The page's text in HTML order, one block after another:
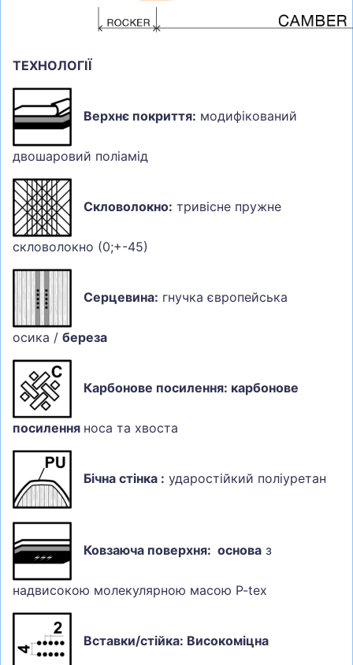
ТЕХНОЛОГІЇ
Верхнє покриття: модифікований
двошаровий поліамід
Скловолокно: тривісне пружне
скловолокно (0;+-45)
Серцевина: гнучка європейська
осика / береза
Карбонове посилення: карбонове
посилення носа та хвоста
Бічна стінка : ударостійкий поліуретан
Ковзаюча поверхня: основа з
надвисокою молекулярною масою P-tex
Вставки/стійка: Високоміцна